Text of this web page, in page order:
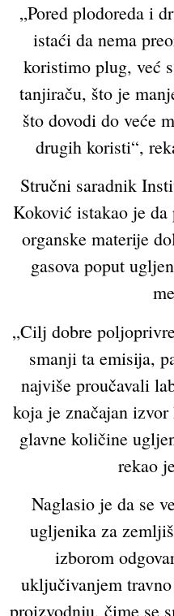
„Pored plodoreda i
istaći da nema
koristimo plug, već
tanjiraču, što je
što dovodi do veće
drugih koristi“,
Stručni saradnik
Koković istakao je da
organske materije
gasova poput
„Cilj dobre
smanji ta emisija,
najviše proučavali
koja je značajan
glavne količine
rekao
Naglasio je da se
ugljenika za
izborom
uključivanjem
proizvodnju, čime se